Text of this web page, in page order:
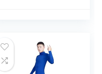
blouse
damesblouses
tops